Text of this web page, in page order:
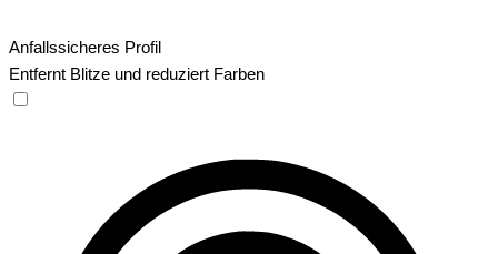
Anfallssicheres Profil
Entfernt Blitze und reduziert Farben